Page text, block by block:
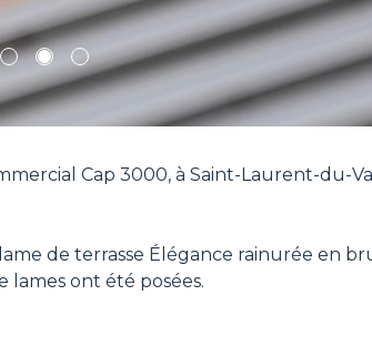
1 2 3
Cap 3000, à Saint-Laurent-du-
de terrasse Élégance rainurée en
lames ont été posées.